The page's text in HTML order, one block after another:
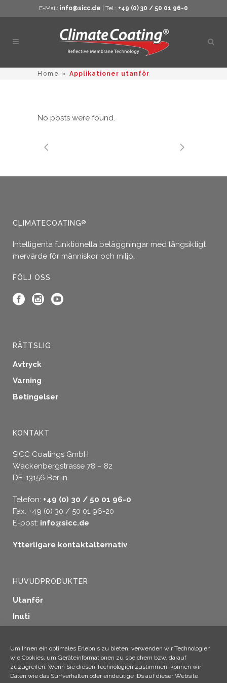
Um Ihnen ein optimales Erlebnis zu bieten, verwenden wir Technologien
wie Cookies, um Geräteinformationen zu speichern bzw. darauf
zuzugreifen. Wenn Sie diesen Technologien zustimmen, können wir
Daten wie das Surfverhalten oder eindeutige IDs auf dieser Website
E-Mail: info@sicc.de | Tel.: +49 (0) 30 / 50 01 96-0
Home » Applikationer utanför
No posts were found.
CLIMATECOATING®
Intelligenta funktionella beläggningar med långsiktigt
mervärde för människor och miljö.
FÖLJ OSS
RÄTTSLIG
Avtryck
Varning
Betingelser
KONTAKT
SICC Coatings GmbH
Wackenbergstrasse 78 – 82
DE-13156 Berlin
Telefon: +49 (0) 30 / 50 01 96-0
Fax: +49 (0) 30 / 50 01 96-20
E-post: info@sicc.de
Ytterligare kontaktalternativ
HUVUDPRODUKTER
Utanför
Inuti
Träskydd
Industriella tillämpningar